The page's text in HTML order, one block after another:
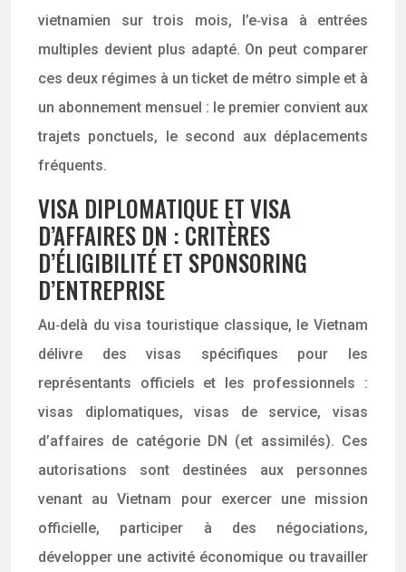
vietnamien sur trois mois, l’e‑visa à entrées
multiples devient plus adapté. On peut comparer
ces deux régimes à un ticket de métro simple et à
un abonnement mensuel : le premier convient aux
trajets ponctuels, le second aux déplacements
fréquents.
VISA DIPLOMATIQUE ET VISA
D’AFFAIRES DN : CRITÈRES
D’ÉLIGIBILITÉ ET SPONSORING
D’ENTREPRISE
Au‑delà du visa touristique classique, le Vietnam
délivre des visas spécifiques pour les
représentants officiels et les professionnels :
visas diplomatiques, visas de service, visas
d’affaires de catégorie DN (et assimilés). Ces
autorisations sont destinées aux personnes
venant au Vietnam pour exercer une mission
officielle, participer à des négociations,
développer une activité économique ou travailler